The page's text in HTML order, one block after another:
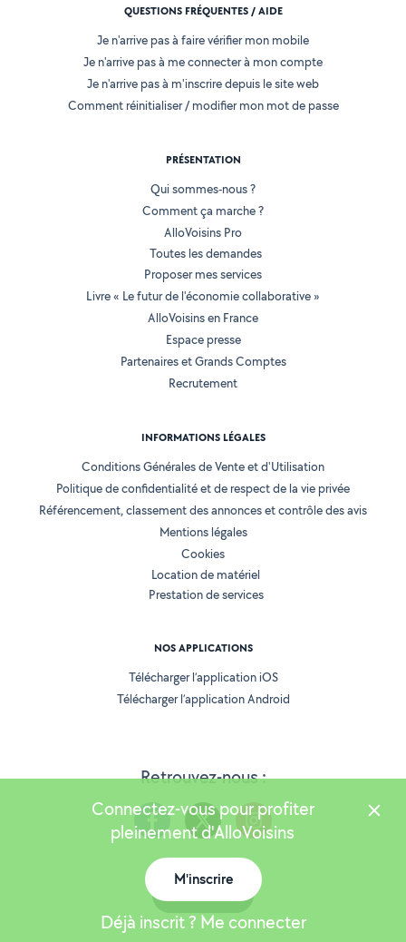
Retrouvez-nous :
QUESTIONS FRÉQUENTES / AIDE
Je n'arrive pas à faire vérifier mon mobile
Je n'arrive pas à me connecter à mon compte
Je n'arrive pas à m'inscrire depuis le site web
Comment réinitialiser / modifier mon mot de passe
PRÉSENTATION
Qui sommes-nous ?
Comment ça marche ?
AlloVoisins Pro
Toutes les demandes
Proposer mes services
Livre « Le futur de l'économie collaborative »
AlloVoisins en France
Espace presse
Partenaires et Grands Comptes
Recrutement
INFORMATIONS LÉGALES
Conditions Générales de Vente et d'Utilisation
Politique de confidentialité et de respect de la vie privée
Référencement, classement des annonces et contrôle des avis
Mentions légales
Cookies
Location de matériel
Prestation de services
NOS APPLICATIONS
Télécharger l’application iOS
Télécharger l’application Android
Version 25.5.3
Connectez-vous pour profiter
pleinement d'AlloVoisins
M'inscrire
Déjà inscrit ? Me connecter